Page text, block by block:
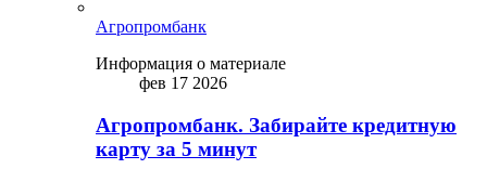
Агропромбанк
Информация о материале
фев 17 2026
Агропромбанк. Забирайте кредитную
карту за 5 минут